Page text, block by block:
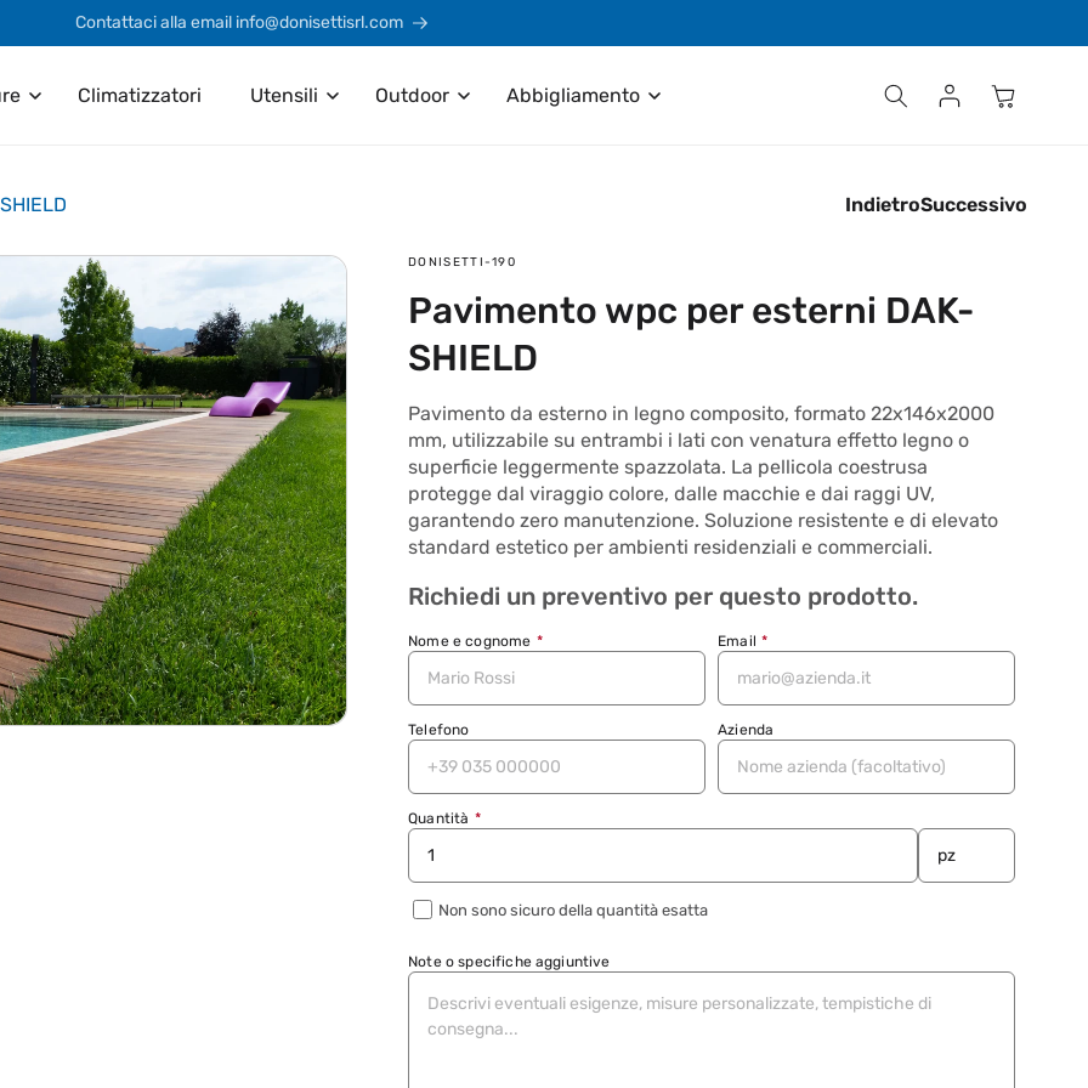
Contattaci alla email info@donisettisrl.com
Climatizzatori Utensili Outdoor Abbigliamento Accedi Carrello
IndietroSuccessivo
SKU:
DONISETTI-190
Pavimento wpc per esterni DAK-
SHIELD
Pavimento da esterno in legno composito, formato 22x146x2000
mm, utilizzabile su entrambi i lati con venatura effetto legno o
superficie leggermente spazzolata. La pellicola coestrusa
protegge dal viraggio colore, dalle macchie e dai raggi UV,
garantendo zero manutenzione. Soluzione resistente e di elevato
standard estetico per ambienti residenziali e commerciali.
Richiedi un preventivo per questo prodotto.
Nome e cognome * Email *
Telefono Azienda
Quantità *
Non sono sicuro della quantità esatta
Note o specifiche aggiuntive